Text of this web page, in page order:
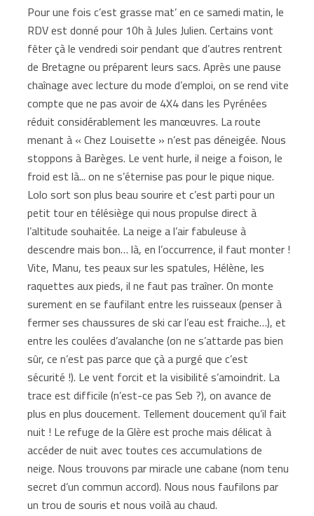
Pour une fois c’est grasse mat’ en ce samedi matin, le
RDV est donné pour 10h à Jules Julien. Certains vont
fêter çà le vendredi soir pendant que d’autres rentrent
de Bretagne ou préparent leurs sacs. Après une pause
chaînage avec lecture du mode d’emploi, on se rend vite
compte que ne pas avoir de 4X4 dans les Pyrénées
réduit considérablement les manœuvres. La route
menant à « Chez Louisette » n’est pas déneigée. Nous
stoppons à Barèges. Le vent hurle, il neige a foison, le
froid est là... on ne s’éternise pas pour le pique nique.
Lolo sort son plus beau sourire et c’est parti pour un
petit tour en télésiège qui nous propulse direct à
l’altitude souhaitée. La neige a l’air fabuleuse à
descendre mais bon… là, en l’occurrence, il faut monter !
Vite, Manu, tes peaux sur les spatules, Hélène, les
raquettes aux pieds, il ne faut pas traîner. On monte
surement en se faufilant entre les ruisseaux (penser à
fermer ses chaussures de ski car l’eau est fraiche…), et
entre les coulées d’avalanche (on ne s’attarde pas bien
sûr, ce n’est pas parce que çà a purgé que c’est
sécurité !). Le vent forcit et la visibilité s’amoindrit. La
trace est difficile (n’est-ce pas Seb ?), on avance de
plus en plus doucement. Tellement doucement qu’il fait
nuit ! Le refuge de la Glère est proche mais délicat à
accéder de nuit avec toutes ces accumulations de
neige. Nous trouvons par miracle une cabane (nom tenu
secret d’un commun accord). Nous nous faufilons par
un trou de souris et nous voilà au chaud.